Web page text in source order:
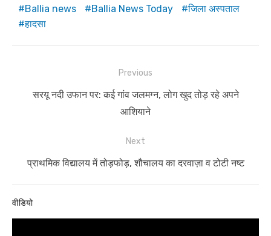
Ballia news
Ballia News Today
जिला अस्पताल
हादसा
navigation
Previous
Previous
सरयू नदी उफान पर: कई गांव जलमग्न, लोग खुद तोड़ रहे अपने
आशियाने
Next
Next
प्राथमिक विद्यालय में तोड़फोड़, शौचालय का दरवाज़ा व टोटी नष्ट
वीडियो